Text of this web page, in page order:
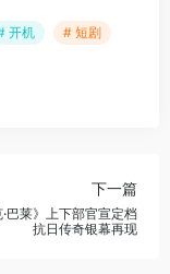
开机 # 短剧
下一篇
·巴莱》上下部官宣定档
抗日传奇银幕再现